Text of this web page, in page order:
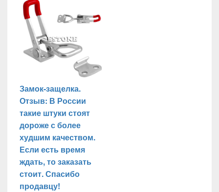
Замок-защелка.
Отзыв: В России
такие штуки стоят
дороже с более
худшим качеством.
Если есть время
ждать, то заказать
стоит. Спасибо
продавцу!